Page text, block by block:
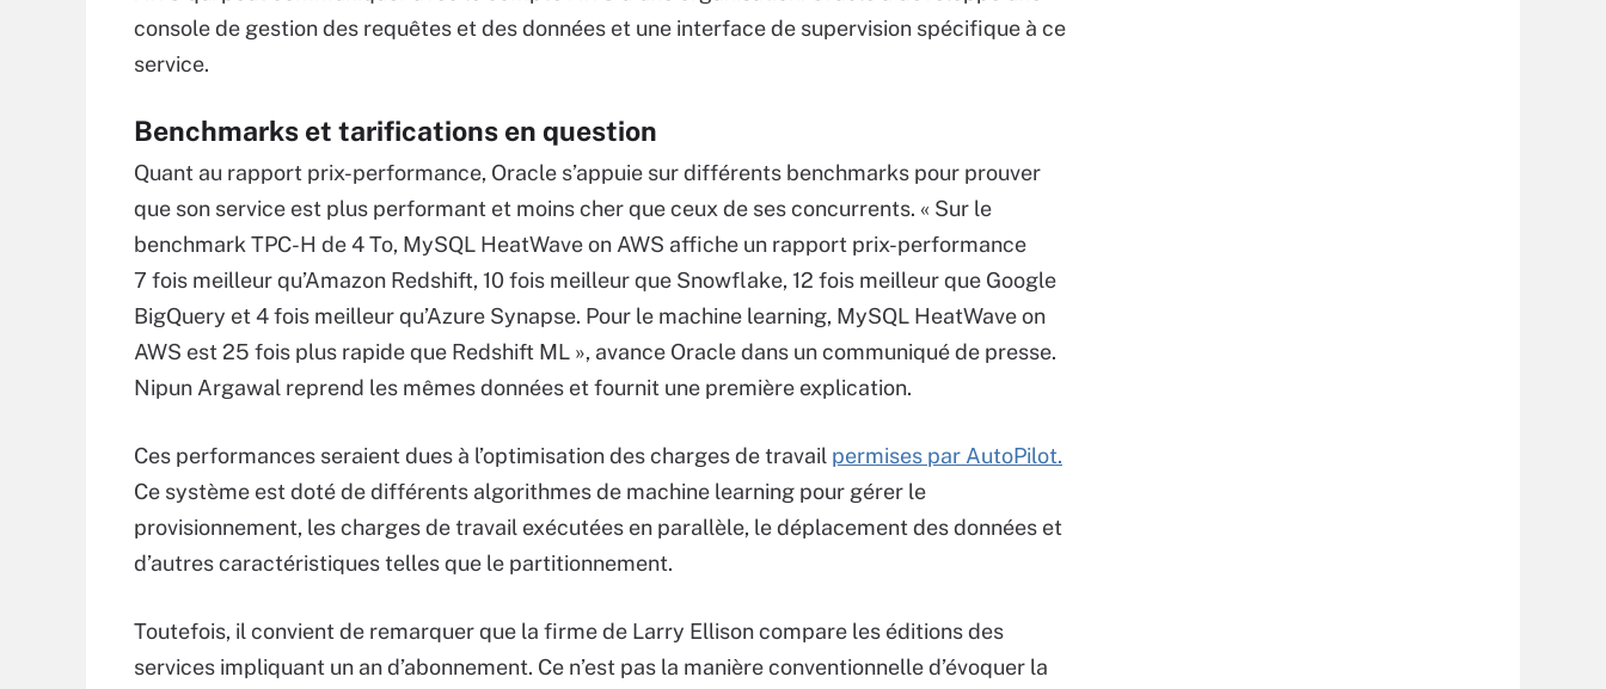
console de gestion des requêtes et des données et une interface de supervision spécifique à ce
service.
Benchmarks et tarifications en question
Quant au rapport prix-performance, Oracle s’appuie sur différents benchmarks pour prouver
que son service est plus performant et moins cher que ceux de ses concurrents. « Sur le
benchmark TPC-H de 4 To, MySQL HeatWave on AWS affiche un rapport prix-performance
7 fois meilleur qu’Amazon Redshift, 10 fois meilleur que Snowflake, 12 fois meilleur que Google
BigQuery et 4 fois meilleur qu’Azure Synapse. Pour le machine learning, MySQL HeatWave on
AWS est 25 fois plus rapide que Redshift ML », avance Oracle dans un communiqué de presse.
Nipun Argawal reprend les mêmes données et fournit une première explication.
Ces performances seraient dues à l’optimisation des charges de travail permises par AutoPilot.
Ce système est doté de différents algorithmes de machine learning pour gérer le
provisionnement, les charges de travail exécutées en parallèle, le déplacement des données et
d’autres caractéristiques telles que le partitionnement.
Toutefois, il convient de remarquer que la firme de Larry Ellison compare les éditions des
services impliquant un an d’abonnement. Ce n’est pas la manière conventionnelle d’évoquer la